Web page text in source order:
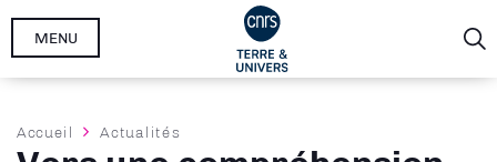
Aller
MENU
Fil
Accueil Actualités